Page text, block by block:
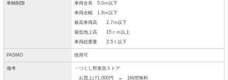
車輌制限
車両全長 5.0ｍ以下
車両全幅 1.9ｍ以下
最高車両高 2.7ｍ以下
最低地上高 15ｃｍ以上
車両総重量 2.5ｔ以下
PASMO 使用可
備考
・つくし野東急ストア
お買上げ1,000円 → 1時間無料